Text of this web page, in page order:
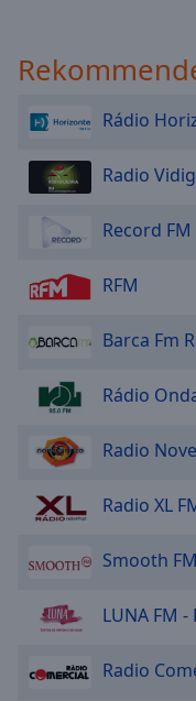
Rádio
Radio
Record FM
RFM
Barca Fm
Rádio
Radio
Radio XL
Smooth FM
LUNA FM
Radio